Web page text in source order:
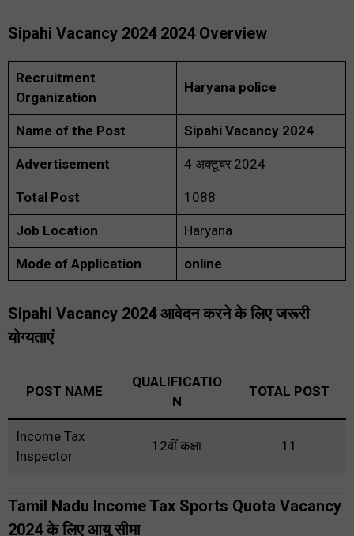
Sipahi Vacancy 2024 2024 Overview
Recruitment
Organization
Haryana police
Name of the Post Sipahi Vacancy 2024
Advertisement 4 अक्टूबर 2024
Total Post 1088
Job Location Haryana
Mode of Application online
Sipahi Vacancy 2024आवेदन करने के लिए जरूरी
योग्यताएं
POST NAME
QUALIFICATIO
N
TOTAL POST
Income Tax
Inspector
12वीं कक्षा 11
Tamil Nadu Income Tax Sports Quota Vacancy
2024के लिए आयु सीमा